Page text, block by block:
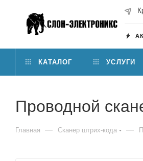
КАТАЛОГ УСЛУГИ
Проводной
Главная — Сканер штрих-кода —